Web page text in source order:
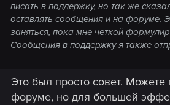
писать в поддержку, но так же
оставлять сообщения и на форуме.
заняться, пока мне четкой
Сообщения в поддержку я также
Это был просто совет. Можете
форуме, но для большей